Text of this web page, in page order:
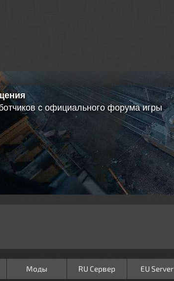
клана
Моды RU Сервер EU Server